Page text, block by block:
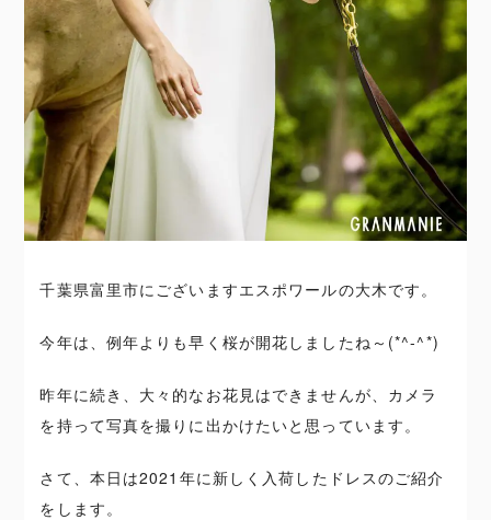
千葉県富里市にございますエスポワールの大木です。
今年は、例年よりも早く桜が開花しましたね～(*^-^*)
昨年に続き、大々的なお花見はできませんが、カメラ
を持って写真を撮りに出かけたいと思っています。
さて、本日は2021年に新しく入荷したドレスのご紹介
をします。